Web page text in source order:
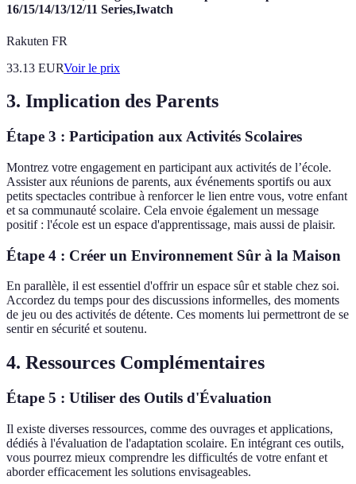
16/15/14/13/12/11 Series,Iwatch
Rakuten FR
33.13 EURVoir le prix
3. Implication des Parents
Étape 3 : Participation aux Activités Scolaires
Montrez votre engagement en participant aux activités de l’école.
Assister aux réunions de parents, aux événements sportifs ou aux
petits spectacles contribue à renforcer le lien entre vous, votre enfant
et sa communauté scolaire. Cela envoie également un message
positif : l'école est un espace d'apprentissage, mais aussi de plaisir.
Étape 4 : Créer un Environnement Sûr à la Maison
En parallèle, il est essentiel d'offrir un espace sûr et stable chez soi.
Accordez du temps pour des discussions informelles, des moments
de jeu ou des activités de détente. Ces moments lui permettront de se
sentir en sécurité et soutenu.
4. Ressources Complémentaires
Étape 5 : Utiliser des Outils d'Évaluation
Il existe diverses ressources, comme des ouvrages et applications,
dédiés à l'évaluation de l'adaptation scolaire. En intégrant ces outils,
vous pourrez mieux comprendre les difficultés de votre enfant et
aborder efficacement les solutions envisageables.